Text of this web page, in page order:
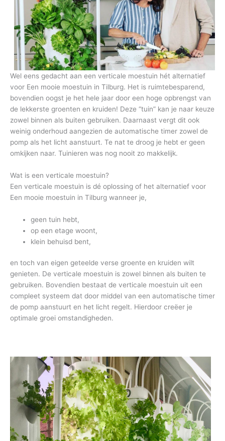
Wel eens gedacht aan een verticale moestuin hét alternatief
voor Een mooie moestuin in Tilburg. Het is ruimtebesparend,
bovendien oogst je het hele jaar door een hoge opbrengst van
de lekkerste groenten en kruiden! Deze “tuin” kan je naar keuze
zowel binnen als buiten gebruiken. Daarnaast vergt dit ook
weinig onderhoud aangezien de automatische timer zowel de
pomp als het licht aanstuurt. Te nat te droog je hebt er geen
omkijken naar. Tuinieren was nog nooit zo makkelijk.
Wat is een verticale moestuin?
Een verticale moestuin is dé oplossing of het alternatief voor
Een mooie moestuin in Tilburg wanneer je,
geen tuin hebt,
op een etage woont,
klein behuisd bent,
en toch van eigen geteelde verse groente en kruiden wilt
genieten. De verticale moestuin is zowel binnen als buiten te
gebruiken. Bovendien bestaat de verticale moestuin uit een
compleet systeem dat door middel van een automatische timer
de pomp aanstuurt en het licht regelt. Hierdoor creëer je
optimale groei omstandigheden.